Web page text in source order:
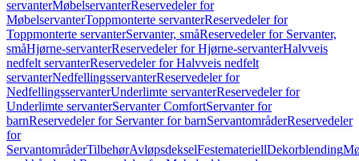
servanterMøbelservanterReservedeler for
MøbelservanterToppmonterte servanterReservedeler for
Toppmonterte servanterServanter, småReservedeler for Servanter,
småHjørne-servanterReservedeler for Hjørne-servanterHalvveis
nedfelt servanterReservedeler for Halvveis nedfelt
servanterNedfellingsservanterReservedeler for
NedfellingsservanterUnderlimte servanterReservedeler for
Underlimte servanterServanter ComfortServanter for
barnReservedeler for Servanter for barnServantområderReservedeler
for
ServantområderTilbehørAvløpsdekselFestemateriellDekorblending